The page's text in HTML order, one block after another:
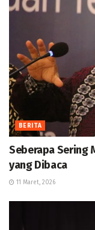
BERITA
Seberapa Sering
yang Dibaca
11 Maret, 2026